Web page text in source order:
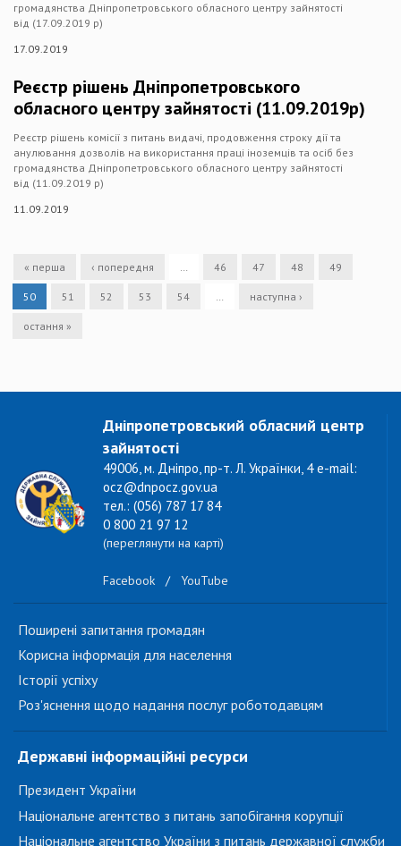
громадянства Дніпропетровського обласного центру зайнятості
від (17.09.2019 р)
17.09.2019
Реєстр рішень Дніпропетровського
обласного центру зайнятості (11.09.2019р)
Реєстр рішень комісії з питань видачі, продовження строку дії та
анулювання дозволів на використання праці іноземців та осіб без
громадянства Дніпропетровського обласного центру зайнятості
від (11.09.2019 р)
11.09.2019
« перша ‹ попередня … 46 47 48 49
50 51 52 53 54 … наступна ›
остання »
Дніпропетровський обласний центр
зайнятості
49006, м. Дніпро, пр-т. Л. Українки, 4 e-mail:
ocz@dnpocz.gov.ua
тел.: (056) 787 17 84
0 800 21 97 12
(переглянути на карті)
Facebook / YouTube
Поширені запитання громадян
Корисна інформація для населення
Історії успіху
Роз'яснення щодо надання послуг роботодавцям
Державні інформаційні ресурси
Президент України
Національне агентство з питань запобігання корупції
Національне агентство України з питань державної служби